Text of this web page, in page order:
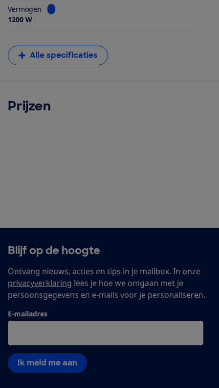
Vermogen
Bekijk informatie voor Vermogen
1200 W
Alle specificaties
Prijzen
Blijf op de hoogte
Ontvang nieuws, acties en tips in je mailbox. In onze
privacyverklaring lees je hoe we omgaan met je
persoonsgegevens en e-mails voor je personaliseren.
E-mailadres
Ik meld me aan